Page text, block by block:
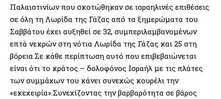
Παλαιστινίων που σκοτώθηκαν σε ισραηλινές επιθέσεις
σε όλη τη Λωρίδα της Γάζας από τα ξημερώματα του
Σαββάτου έχει αυξηθεί σε 32, συμπεριλαμβανομένων
επτά νεκρών στη νότια Λωρίδα της Γάζας και 25 στη
βόρεια.Σε κάθε περίπτωση αυτό που επιβεβαιώνεται
είναι ότι το κράτος – δολοφόνος Ισραήλ με τις πλάτες
των συμμάχων του κάνει συνεχώς κουρέλι την
«εκεχειρία».Συνεχίζοντας την βαρβαρότητα σε βάρος